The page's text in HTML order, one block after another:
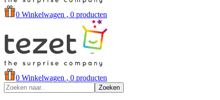
0 Winkelwagen , 0 producten
0 Winkelwagen , 0 producten
Zoeken